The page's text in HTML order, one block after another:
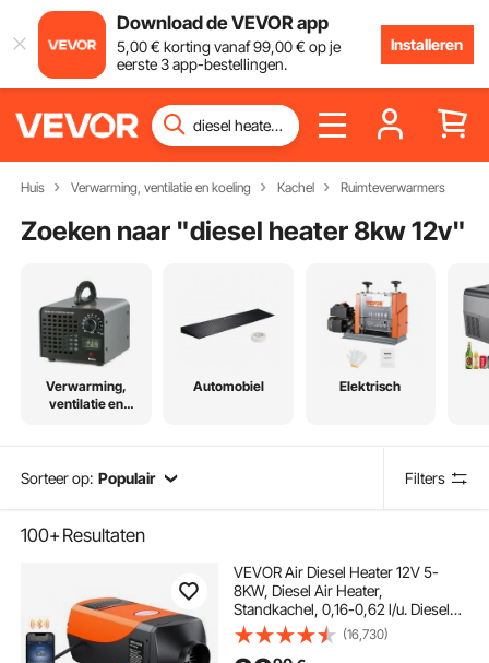
Download de VEVOR app
5,00€ korting vanaf99,00€ op je
eerste 3 app-bestellingen.
Installeren
Huis Verwarming, ventilatie en koeling Kachel Ruimteverwarmers
Zoeken naar "diesel heater 8kw 12v"
Verwarming,
ventilatie en
Automobiel Elektrisch
Sorteer op: Populair Filters
100+Resultaten
VEVOR Air Diesel Heater 12V 5-
8KW, Diesel Air Heater,
Standkachel, 0,16-0,62 l/u. Diesel
Heater met LCD-scherm,
afstandsbediening en Bluetooth-
(16,730)